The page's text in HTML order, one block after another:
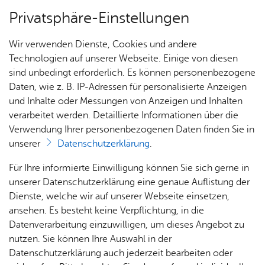
Über­sicht Bür­ger & Stadt
Rat­
haus &
Bür­
ger­
ser­vice
Rat­
häu­ser
Nach­
rich­
ten,
Vi­de­os
& Bil­
der
Me­di­
Jobs
Stel­
len­an­
ge­bo­te
Aus­bil­
dung &
Stu­di­
Bauen
& Um­
welt
Geo­
da­ten
Ge­
sund­
heit &
kum
Alle Nach­rich­ten
Vor­le­sen
Diens­tag, 24. Juni 2025
Ka­te­go­rie:Fisch­bach,Me­di­en­in­for­ma­tio­nen
schaft Ai­lin­gen ,Ort­schaft Et­ten­kirch ,Ort­schaft
Kluft­ern,Ort­schaft Ra­de­rach
Neue Polizeiverordnung tritt
zum 1. Juli in Kraft
Der Gemeinderat hat in seiner Sitzung am 23.
Privatsphäre-Einstellungen
Wir verwenden Dienste, Cookies und andere
Technologien auf unserer Webseite. Einige von diesen
sind unbedingt erforderlich. Es können personenbezogene
Daten, wie z. B. IP-Adressen für personalisierte Anzeigen
und Inhalte oder Messungen von Anzeigen und Inhalten
verarbeitet werden. Detaillierte Informationen über die
Verwendung Ihrer personenbezogenen Daten finden Sie in
unserer
Datenschutzerklärung.
Für Ihre informierte Einwilligung können Sie sich gerne in
unserer Datenschutzerklärung eine genaue Auflistung der
Dienste, welche wir auf unserer Webseite einsetzen,
ansehen. Es besteht keine Verpflichtung, in die
Datenverarbeitung einzuwilligen, um dieses Angebot zu
nutzen. Sie können Ihre Auswahl in der
Datenschutzerklärung auch jederzeit bearbeiten oder